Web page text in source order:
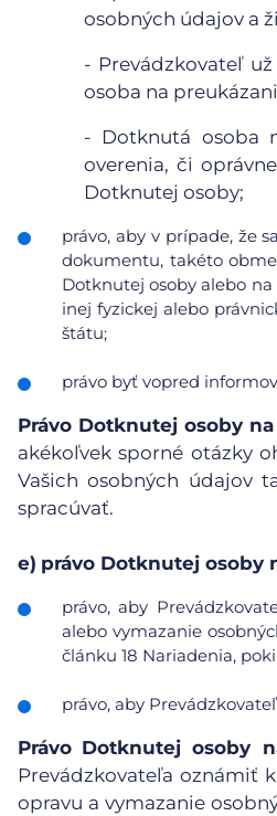
osobných údajov a
- Prevádzkovateľ
osoba na
- Dotknutá osoba
overenia, či
Dotknutej osoby;
právo, aby v prípade, že
dokumentu, takéto
Dotknutej osoby alebo
inej fyzickej alebo
štátu;
právo byť vopred
Právo Dotknutej osoby
akékoľvek sporné otázky
Vašich osobných údajov
spracúvať.
e) právo Dotknutej osoby
právo, aby
alebo vymazanie
článku 18 Nariadenia,
právo, aby
Právo Dotknutej osoby
Prevádzkovateľa oznámiť
opravu a vymazanie